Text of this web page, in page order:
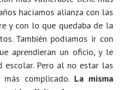
hacíamos alianza con las
y con lo que quedaba de la
También podíamos ir con
aprendieran un oficio, y le
escolar. Pero al no estar las
complicado. La misma